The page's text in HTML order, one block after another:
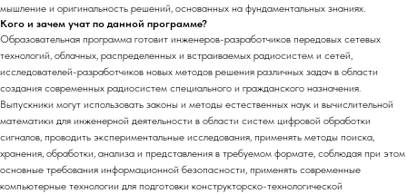
мышление и оригинальность решений, основанных на фундаментальных знаниях.
Кого и зачем учат по данной программе?
Образовательная программа готовит инженеров-разработчиков передовых сетевых
технологий, облачных, распределенных и встраиваемых радиосистем и сетей,
исследователей-разработчиков новых методов решения различных задач в области
создания современных радиосистем специального и гражданского назначения.
Выпускники могут использовать законы и методы естественных наук и вычислительной
математики для инженерной деятельности в области систем цифровой обработки
сигналов, проводить экспериментальные исследования, применять методы поиска,
хранения, обработки, анализа и представления в требуемом формате, соблюдая при этом
основные требования информационной безопасности, применять современные
компьютерные технологии для подготовки конструкторско-технологической